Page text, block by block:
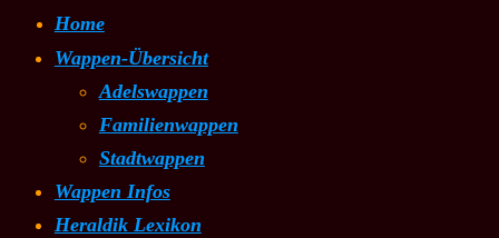
Home
Wappen-Übersicht
Adelswappen
Familienwappen
Stadtwappen
Wappen Infos
Heraldik Lexikon